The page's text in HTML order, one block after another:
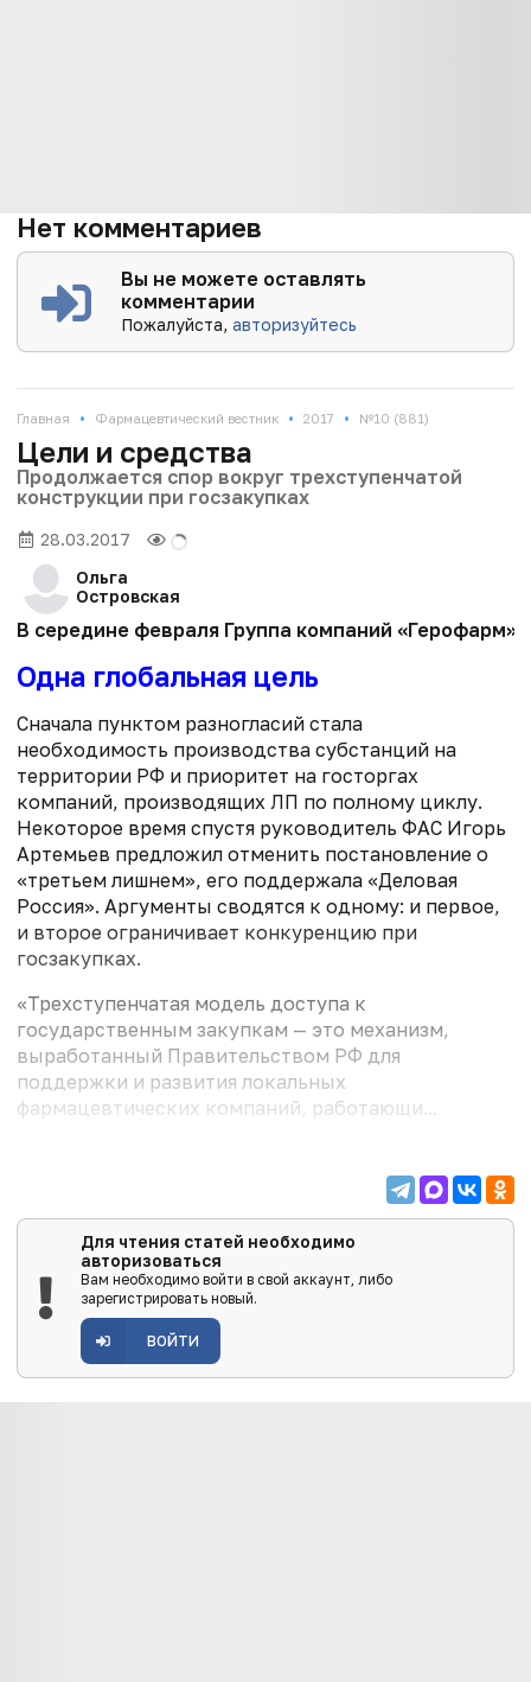
Нет комментариев
Вы не можете оставлять
комментарии
Пожалуйста,авторизуйтесь
Главная • Фармацевтический вестник • 2017 • №10 (881)
Цели и средства
Продолжается спор вокруг трехступенчатой
конструкции при госзакупках
28.03.2017
Ольга
Островская
В середине февраля Группа компаний
Одна глобальная цель
Сначала пунктом разногласий стала
необходимость производства субстанций на
территории РФ и приоритет на госторгах
компаний, производящих ЛП по полному циклу.
Некоторое время спустя руководитель ФАС Игорь
Артемьев предложил отменить постановление о
«третьем лишнем», его поддержала «Деловая
Россия». Аргументы сводятся к одному: и первое,
и второе ограничивает конкуренцию при
госзакупках.
«Трехступенчатая модель доступа к
государственным закупкам — это механизм,
выработанный Правительством РФ для
поддержки и развития локальных
фармацевтических компаний, работающи...
Для чтения статей необходимо
авторизоваться
Вам необходимо войти в свой аккаунт, либо
зарегистрировать новый.
ВОЙТИ